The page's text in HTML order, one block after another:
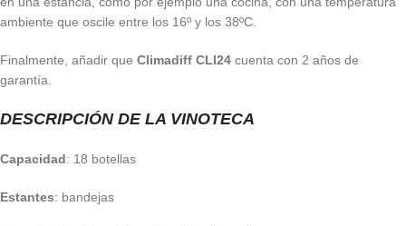
ambiente que oscile entre los 16º y los 38ºC.
Finalmente, añadir que Climadiff CLI24 cuenta con 2 años de
garantía.
DESCRIPCIÓN DE LA VINOTECA
Capacidad: 18 botellas
Estantes: bandejas